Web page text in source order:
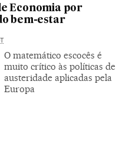
Economia por
bem-estar
O matemático escocês é
muito crítico às políticas de
austeridade aplicadas pela
Europa